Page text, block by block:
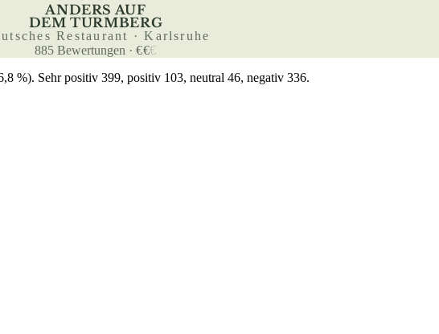
ANDERS AUF
DEM TURMBERG
Restaurant · Karlsruhe
885 Bewertungen ·€€€
%). Sehr positiv 399, positiv 103, neutral 46, negativ 336.